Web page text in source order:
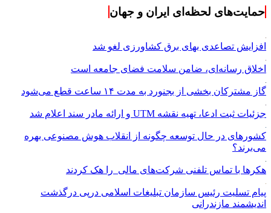
حمایت‌های لحظه‌ای ایران و جهان
افزایش تصاعدی بهای برق کشاورزی لغو شد
اخلاق رسانه‌ای، ضامن سلامت فضای جامعه است
گاز مشترکان بخشی از بجنورد به مدت ۱۴ ساعت قطع می‌شود
جزئیات ثبت ادعا، تهیه نقشه UTM و ارائه مادر سند اعلام شد
کشورهای در حال توسعه چگونه از انقلاب هوش مصنوعی بهره
می‌برند؟
هکرها با تماس تلفنی شرکت‌های مالی را هک کردند
پیام تسلیت رئیس سازمان تبلیغات اسلامی درپی درگذشت
اندیشمند مازندرانی